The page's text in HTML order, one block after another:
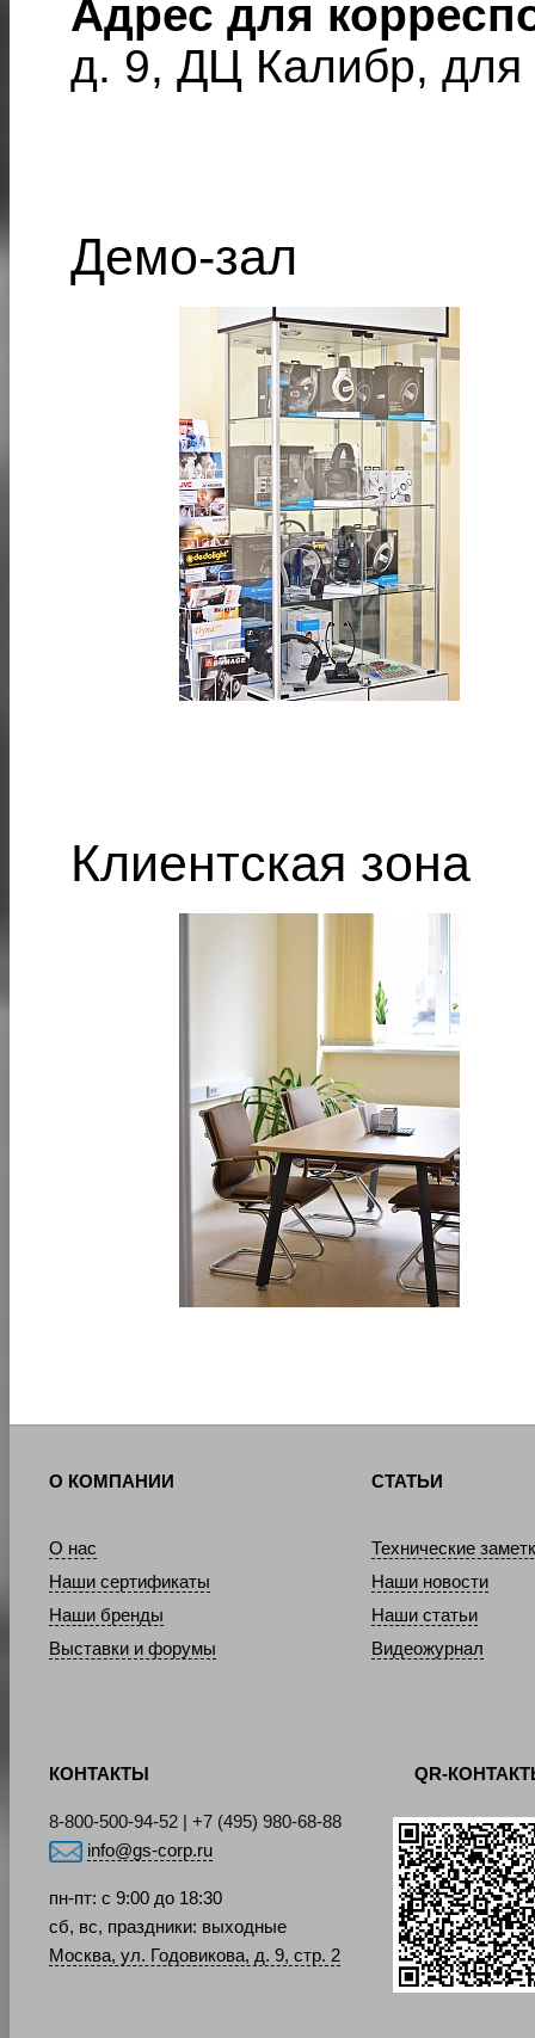
Адрес для
д. 9, ДЦ Калибр,
Демо-зал
Клиентская зона
О КОМПАНИИ
О нас
Наши сертификаты
Наши бренды
Выставки и форумы
СТАТЬИ
Технические
Наши новости
Наши статьи
Видеожурнал
КОНТАКТЫ
8-800-500-94-52 | +7 (495) 980-68-88
info@gs-corp.ru
пн-пт: с 9:00 до 18:30
сб, вс, праздники: выходные
Москва, ул. Годовикова, д. 9, стр. 2
QR-